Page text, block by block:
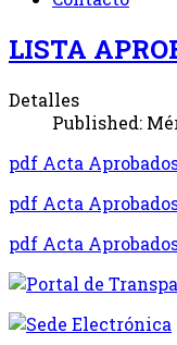
LISTA
Detalles
Published:
pdf Acta
pdf Acta
pdf Acta